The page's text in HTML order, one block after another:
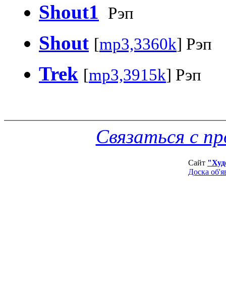
Shout1 Рэп
Shout [mp3,3360k] Рэп
Trek [mp3,3915k] Рэп
Связаться с
Сайт
Доска